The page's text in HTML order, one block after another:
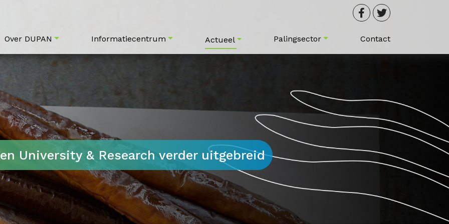
Over DUPAN Informatiecentrum Actueel Palingsector Contact
University & Research verder uitgebreid